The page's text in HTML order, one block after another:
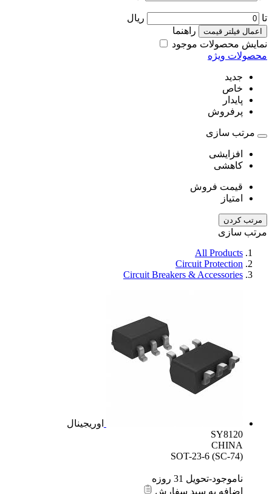
تا ریال
اعمال فیلتر قیمت
راهنما
نمایش محصولات موجود
محصولات ویژه
جدید
خاص
پایدار
پرفروش
مرتب سازی
افزایشی
کاهشی
قیمت فروش
امتیاز
مرتب کردن
مرتب سازی
All Products
Circuit Protection
Circuit Breakers & Accessories
اوریجینال
SY8120
CHINA
SOT-23-6 (SC-74)
ناموجود-تحویل 31 روزه
اضافه به سبد سفارش